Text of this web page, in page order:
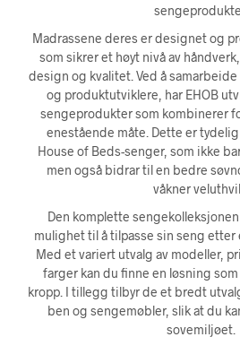
Madrassene deres er designet og
som sikrer et høyt nivå av
design og kvalitet. Ved å
og produktutviklere, har EHOB
sengeprodukter som kombinerer
enestående måte. Dette er
House of Beds-senger, som ikke
men også bidrar til en bedre
våkner
Den komplette
mulighet til å tilpasse sin seng etter
Med et variert utvalg av modeller,
farger kan du finne en løsning
kropp. I tillegg tilbyr de et bredt
ben og sengemøbler, slik at du
sovemiljøet.